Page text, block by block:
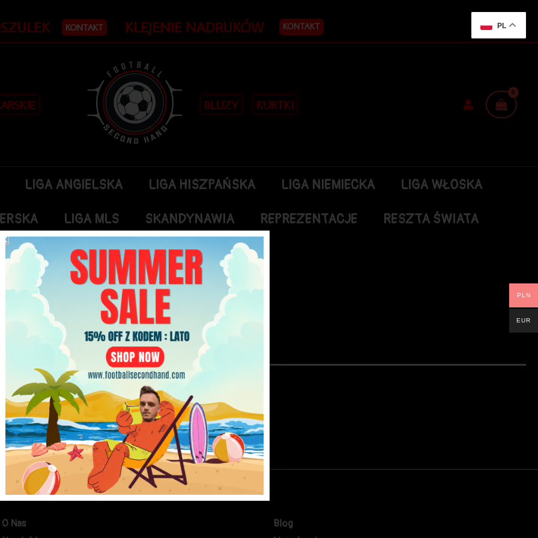
KONTAKT KLEJENIE NADRUKÓW KONTAKT
BLUZY KURTKI
LIGA ANGIELSKA LIGA HISZPAŃSKA LIGA NIEMIECKA LIGA WŁOSKA
LIGA MLS SKANDYNAWIA REPREZENTACJE
RESZTA ŚWIATA
LIGA SZKOCKA
NBA POZOSTAŁE
Strona główna / Atrybut produktu: Producent / Olan
Nie znaleziono produktów, których szukasz.
O Nas
Blog
PL
PLN
EUR